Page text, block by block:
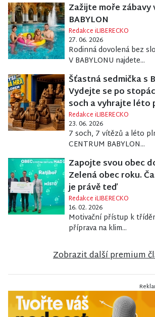
Zažijte moře zábavy
BABYLON
Redakce iLIBERECKO
27. 06. 2026
Rodinná dovolená bez
V BABYLONU najdete...
Šťastná sedmička s
Vydejte se po
soch a vyhrajte léto
Redakce iLIBERECKO
23. 06. 2026
7 soch, 7 vítězů a léto
CENTRUM BABYLON...
Zapojte svou obec
Zelená obec roku.
je právě teď
Redakce iLIBERECKO
16. 02. 2026
Motivační přístup k
příprava na klim...
Zobrazit další premium